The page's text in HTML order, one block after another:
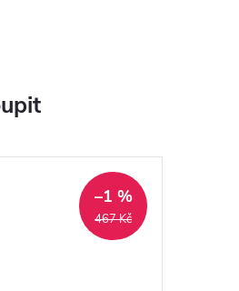
467 Kč
–1 %